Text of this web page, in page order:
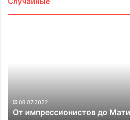
Щукина,
версия
08.07.2022
От импрессионистов до